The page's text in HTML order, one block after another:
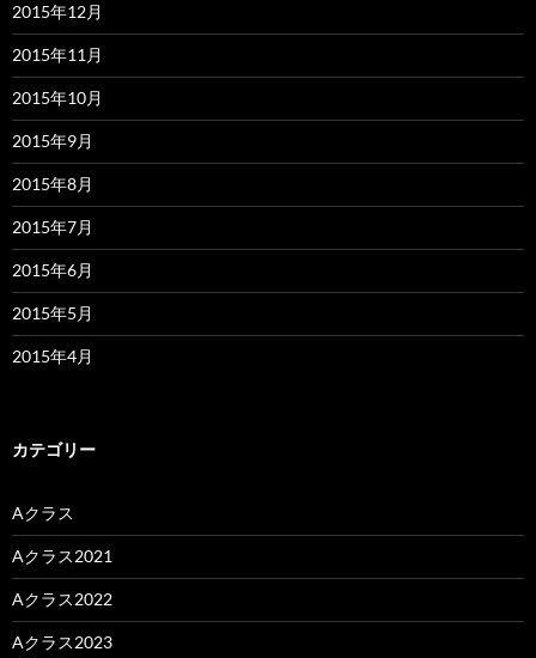
2015年12月
2015年11月
2015年10月
2015年9月
2015年8月
2015年7月
2015年6月
2015年5月
2015年4月
カテゴリー
Aクラス
Aクラス2021
Aクラス2022
Aクラス2023